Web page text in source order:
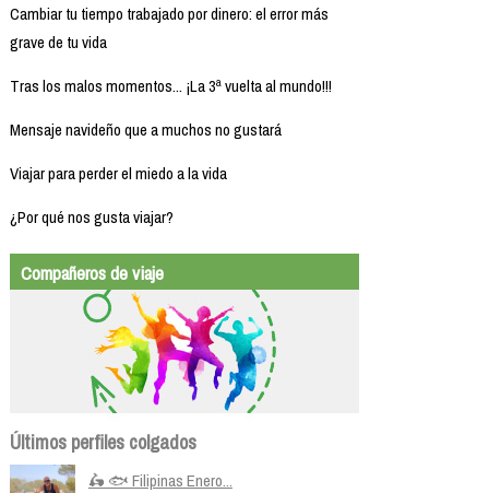
Cambiar tu tiempo trabajado por dinero: el error más
grave de tu vida
Tras los malos momentos... ¡La 3ª vuelta al mundo!!!
Mensaje navideño que a muchos no gustará
Viajar para perder el miedo a la vida
¿Por qué nos gusta viajar?
Compañeros de viaje
Últimos perfiles colgados
🛵 🐟 Filipinas Enero...